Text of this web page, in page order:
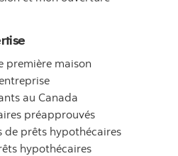
première maison
au Canada
préapprouvés
de prêts hypothécaires
hypothécaires